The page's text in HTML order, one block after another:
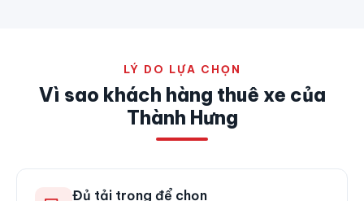
LÝ DO LỰA CHỌN
Vì sao khách hàng thuê xe của
Thành Hưng
Đủ tải trọng để chọn